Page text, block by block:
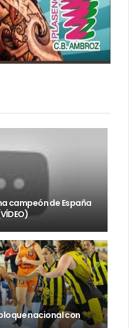
campeón de España
nacional con